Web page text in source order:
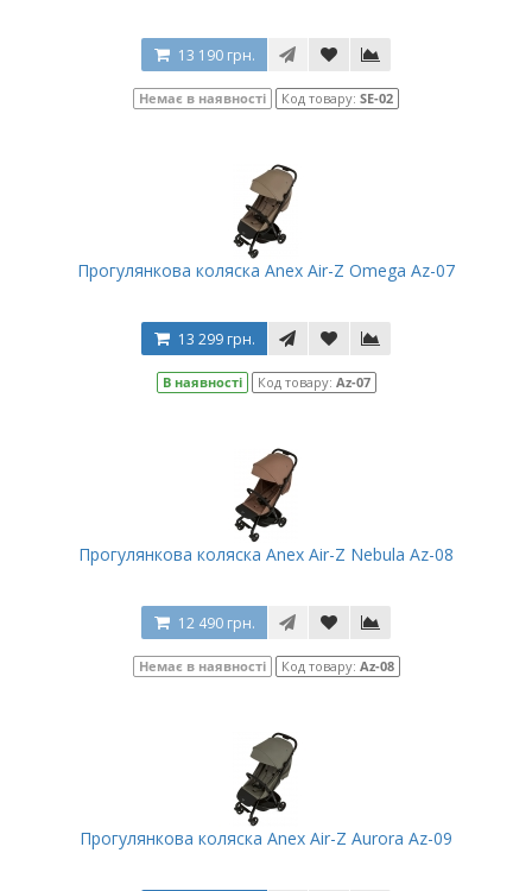
13 190 грн.
Немає в наявності Код товару: SE-02
Прогулянкова коляска Anex Air-Z Omega Az-07
13 299 грн.
В наявності Код товару: Az-07
Прогулянкова коляска Anex Air-Z Nebula Az-08
12 490 грн.
Немає в наявності Код товару: Az-08
Прогулянкова коляска Anex Air-Z Aurora Az-09